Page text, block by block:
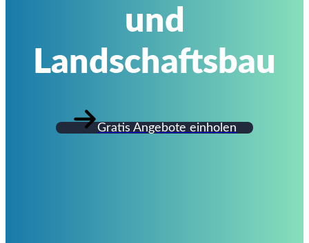
und
Landschaftsbau
Gratis Angebote einholen